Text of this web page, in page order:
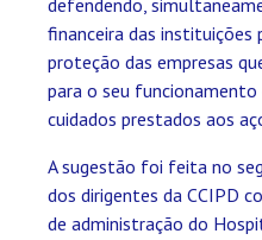
financeira das instituições
proteção das empresas
para o seu funcionamento
cuidados prestados aos
A sugestão foi feita no
dos dirigentes da CCIPD
de administração do